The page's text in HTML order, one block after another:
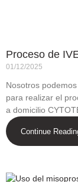
Proceso de
01/12/2025
Nosotros
para realizar el
a domicilio
Continue